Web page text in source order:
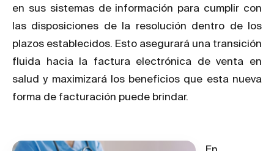
en sus sistemas de información para cumplir con
las disposiciones de la resolución dentro de los
plazos establecidos. Esto asegurará una transición
fluida hacia la factura electrónica de venta en
salud y maximizará los beneficios que esta nueva
forma de facturación puede brindar.